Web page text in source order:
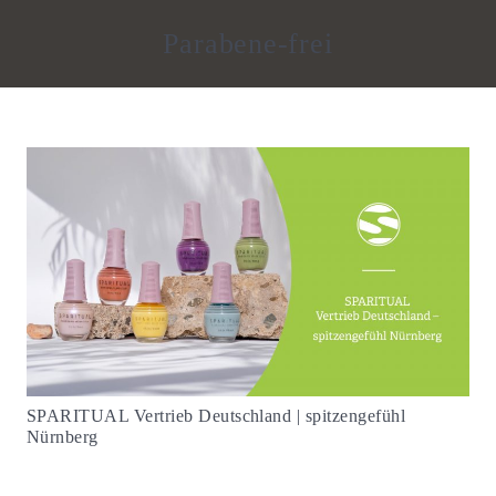
Parabene-frei
SPARITUAL Vertrieb Deutschland | spitzengefühl
Nürnberg